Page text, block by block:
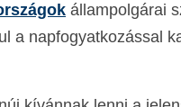
állampolgárai
a napfogyatkozással